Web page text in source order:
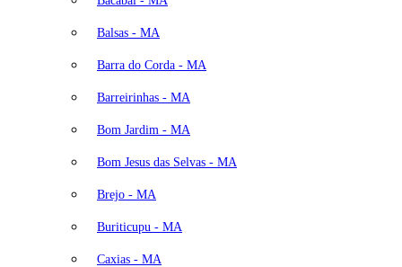
Balsas - MA
Barra do Corda - MA
Barreirinhas - MA
Bom Jardim - MA
Bom Jesus das Selvas - MA
Brejo - MA
Buriticupu - MA
Caxias - MA